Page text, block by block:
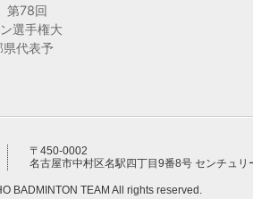
第78回
選手権大
代表予
〒450-0002
名古屋市中村区名駅四丁目9番8号 センチュリ
BADMINTON TEAM All rights reserved.